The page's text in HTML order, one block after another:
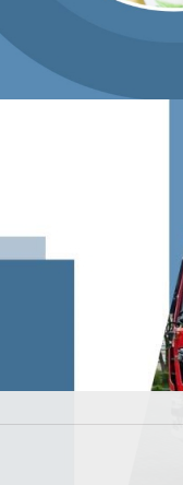
zmieszane), z roku
system gospodarki
zebraliśmy 1217
i 6385 ton.
odebraliśmy od
Zakładu ENERIS
powinny do
według
Na tle tych danych
listopad 2017).